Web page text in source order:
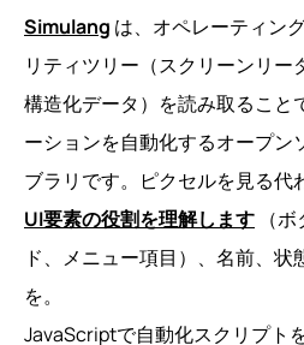
Simulang は、オペレーティン
リティツリー（スクリーンリー
構造化データ）を読み取ること
ーションを自動化するオープン
ブラリです。ピクセルを見る代
UI要素の役割を理解します （
ド、メニュー項目）、名前、状
を。
JavaScriptで自動化スクリプト